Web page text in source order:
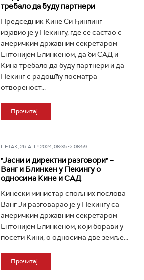
требало да буду партнери
Председник Кине Си Ђинпинг
изјавио је у Пекингу, где се састао с
америчким државним секретаром
Ентонијем Блинкеном, да би САД и
Кина требало да буду партнери и да
Пекинг с радошћу посматра
отвореност...
Прочитај
ПЕТАК, 26. АПР 2024, 08:35 -> 08:59
"Јасни и директни разговори" –
Ванг и Блинкен у Пекингу о
односима Кине и САД
Кинески министар спољних послова
Ванг Ји разговарао је у Пекингу са
америчким државним секретаром
Ентонијем Блинкеном, који борави у
посети Кини, о односима две земље...
Прочитај